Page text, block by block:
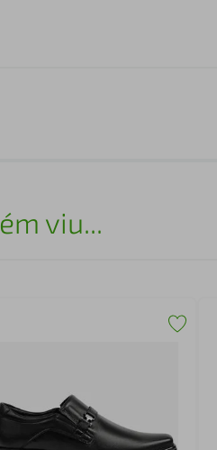
viu...